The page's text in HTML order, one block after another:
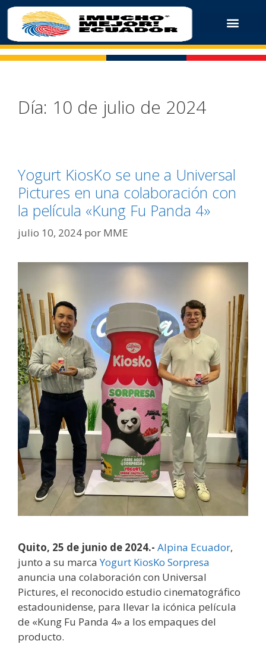
Día: 10 de julio de 2024
Yogurt KiosKo se une a Universal
Pictures en una colaboración con
la película «Kung Fu Panda 4»
julio 10, 2024 por MME
Quito, 25 de junio de 2024.- Alpina Ecuador,
junto a su marcaYogurt KiosKo Sorpresa
anuncia una colaboración con Universal
Pictures, el reconocido estudio cinematográfico
estadounidense, para llevar la icónica película
de «Kung Fu Panda 4» a los empaques del
producto.